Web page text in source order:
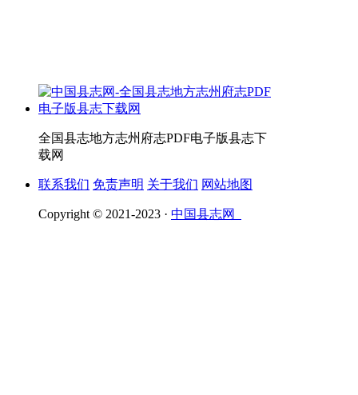
全国县志地方志州府志PDF电子版县志下
载网
联系我们 免责声明 关于我们 网站地图
Copyright © 2021-2023 · 中国县志网